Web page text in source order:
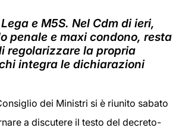
e M5S. Nel Cdm di ieri,
penale e maxi condono, resta
regolarizzare la propria
integra le dichiarazioni
dei Ministri si è riunito sabato
a discutere il testo del decreto-